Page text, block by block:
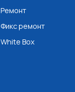
Ремонт
Фикс ремонт
White Box